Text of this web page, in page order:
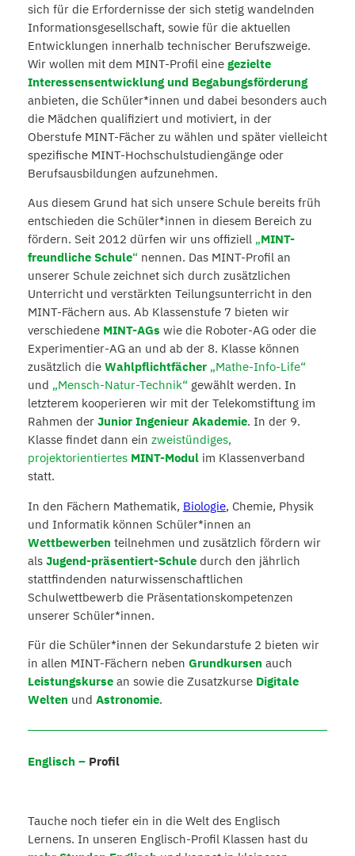
sich für die Erfordernisse der sich stetig wandelnden
Informationsgesellschaft, sowie für die aktuellen
Entwicklungen innerhalb technischer Berufszweige.
Wir wollen mit dem MINT-Profil eine gezielte
Interessensentwicklung und Begabungsförderung
anbieten, die Schüler*innen und dabei besonders auch
die Mädchen qualifiziert und motiviert, in der
Oberstufe MINT-Fächer zu wählen und später vielleicht
spezifische MINT-Hochschulstudiengänge oder
Berufsausbildungen aufzunehmen.
Aus diesem Grund hat sich unsere Schule bereits früh
entschieden die Schüler*innen in diesem Bereich zu
fördern. Seit 2012 dürfen wir uns offiziell „MINT-
freundliche Schule“nennen. Das MINT-Profil an
unserer Schule zeichnet sich durch zusätzlichen
Unterricht und verstärkten Teilungsunterricht in den
MINT-Fächern aus. Ab Klassenstufe 7 bieten wir
verschiedene MINT-AGs wie die Roboter-AG oder die
Experimentier-AG an und ab der 8. Klasse können
zusätzlich die Wahlpflichtfächer„Mathe-Info-Life“
und „Mensch-Natur-Technik“gewählt werden. In
letzterem kooperieren wir mit der Telekomstiftung im
Rahmen der Junior Ingenieur Akademie. In der 9.
Klasse findet dann ein zweistündiges,
projektorientiertes MINT-Modulim Klassenverband
statt.
In den Fächern Mathematik, Biologie, Chemie, Physik
und Informatik können Schüler*innen an
Wettbewerben teilnehmen und zusätzlich fördern wir
als Jugend-präsentiert-Schuledurch den jährlich
stattfindenden naturwissenschaftlichen
Schulwettbewerb die Präsentationskompetenzen
unserer Schüler*innen.
Für die Schüler*innen der Sekundarstufe 2 bieten wir
in allen MINT-Fächern neben Grundkursen auch
Leistungskursean sowie die Zusatzkurse Digitale
Welten und Astronomie.
Englisch –Profil
Tauche noch tiefer ein in die Welt des Englisch
Lernens. In unseren Englisch-Profil Klassen hast du